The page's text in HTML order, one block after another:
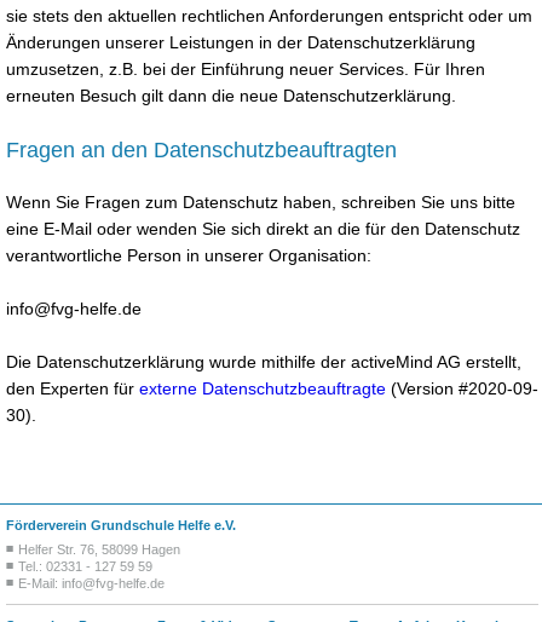
sie stets den aktuellen rechtlichen Anforderungen entspricht oder um
Änderungen unserer Leistungen in der Datenschutzerklärung
umzusetzen, z.B. bei der Einführung neuer Services. Für Ihren
erneuten Besuch gilt dann die neue Datenschutzerklärung.
Fragen an den Datenschutzbeauftragten
Wenn Sie Fragen zum Datenschutz haben, schreiben Sie uns bitte
eine E-Mail oder wenden Sie sich direkt an die für den Datenschutz
verantwortliche Person in unserer Organisation:
info@fvg-helfe.de
Die Datenschutzerklärung wurde mithilfe der activeMind AG erstellt,
den Experten für externe Datenschutzbeauftragte (Version #2020-09-
30).
Förderverein Grundschule Helfe e.V.
Helfer Str. 76, 58099 Hagen
Tel.: 02331 - 127 59 59
E-Mail: info@fvg-helfe.de